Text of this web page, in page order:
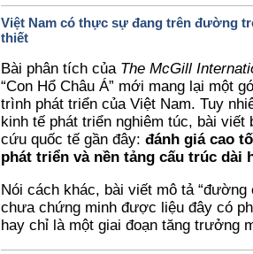
Việt Nam có thực sự đang trên đường
thiết
Bài phân tích của The McGill
“Con Hổ Châu Á” mới mang lại một
trình phát triển của Việt Nam. Tuy
kinh tế phát triển nghiêm túc, bài
cứu quốc tế gần đây: đánh giá cao
phát triển và nền tảng cấu trúc dài
Nói cách khác, bài viết mô tả
chưa chứng minh được liệu đây có
hay chỉ là một giai đoạn tăng trưởng